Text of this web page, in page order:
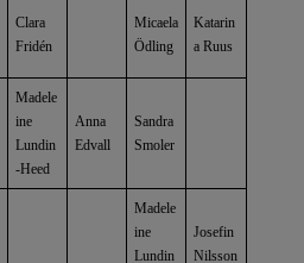
Clara
Fridén
Micaela
Ödling
Katarin
a Ruus
Madele
ine
Lundin
-Heed
Anna
Edvall
Sandra
Smoler
Madele
ine
Lundin
Josefin
Nilsson